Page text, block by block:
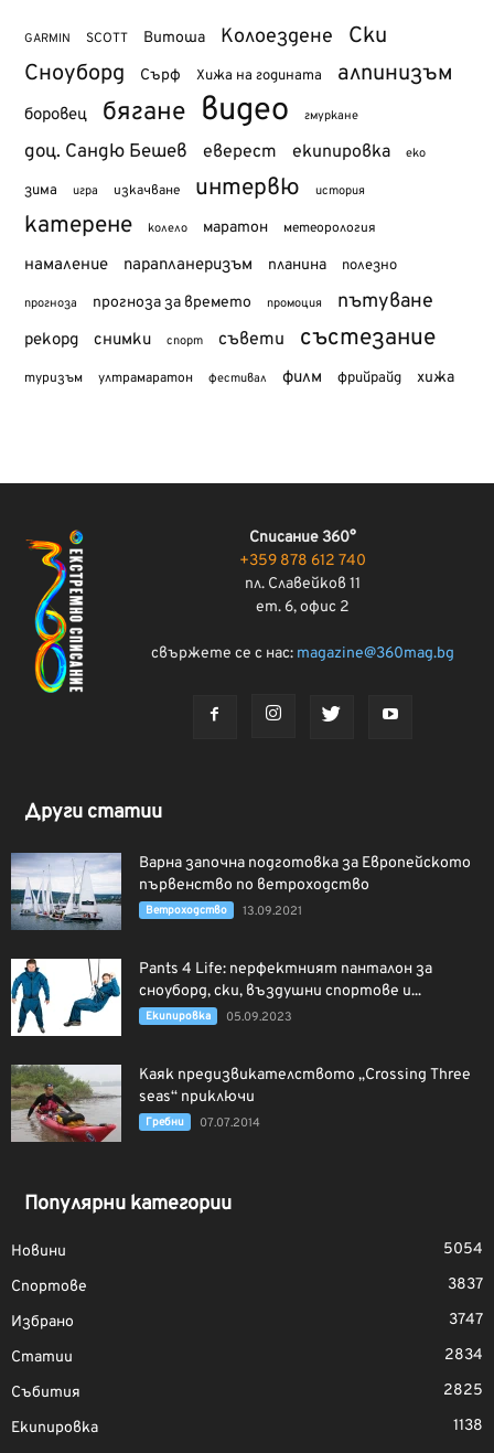
GARMIN SCOTT Витоша Колоездене Ски
Сноуборд Сърф Хижа на годината алпинизъм
боровец бягане видео гмуркане
доц. Сандю Бешев еверест екипировка еко
зима игра изкачване интервю история
катерене колело маратон метеорология
намаление парапланеризъм планина полезно
прогноза прогноза за времето промоция пътуване
рекорд снимки спорт съвети състезание
туризъм ултрамаратон фестивал филм фрийрайд хижа
Списание 360°
+359 878 612 740
пл. Славейков 11
ет. 6, офис 2
свържете се с нас: magazine@360mag.bg
Други статии
Варна започна подготовка за Европейското
първенство по ветроходство
Ветроходство 13.09.2021
Pants 4 Life: перфектният панталон за
сноуборд, ски, въздушни спортове и...
Екипировка 05.09.2023
Каяк предизвикателството „Crossing Three
seas“ приключи
Гребни 07.07.2014
Популярни категории
Новини
5054
Спортове
3837
Избрано
3747
Статии
2834
Събития
2825
Екипировка
1138